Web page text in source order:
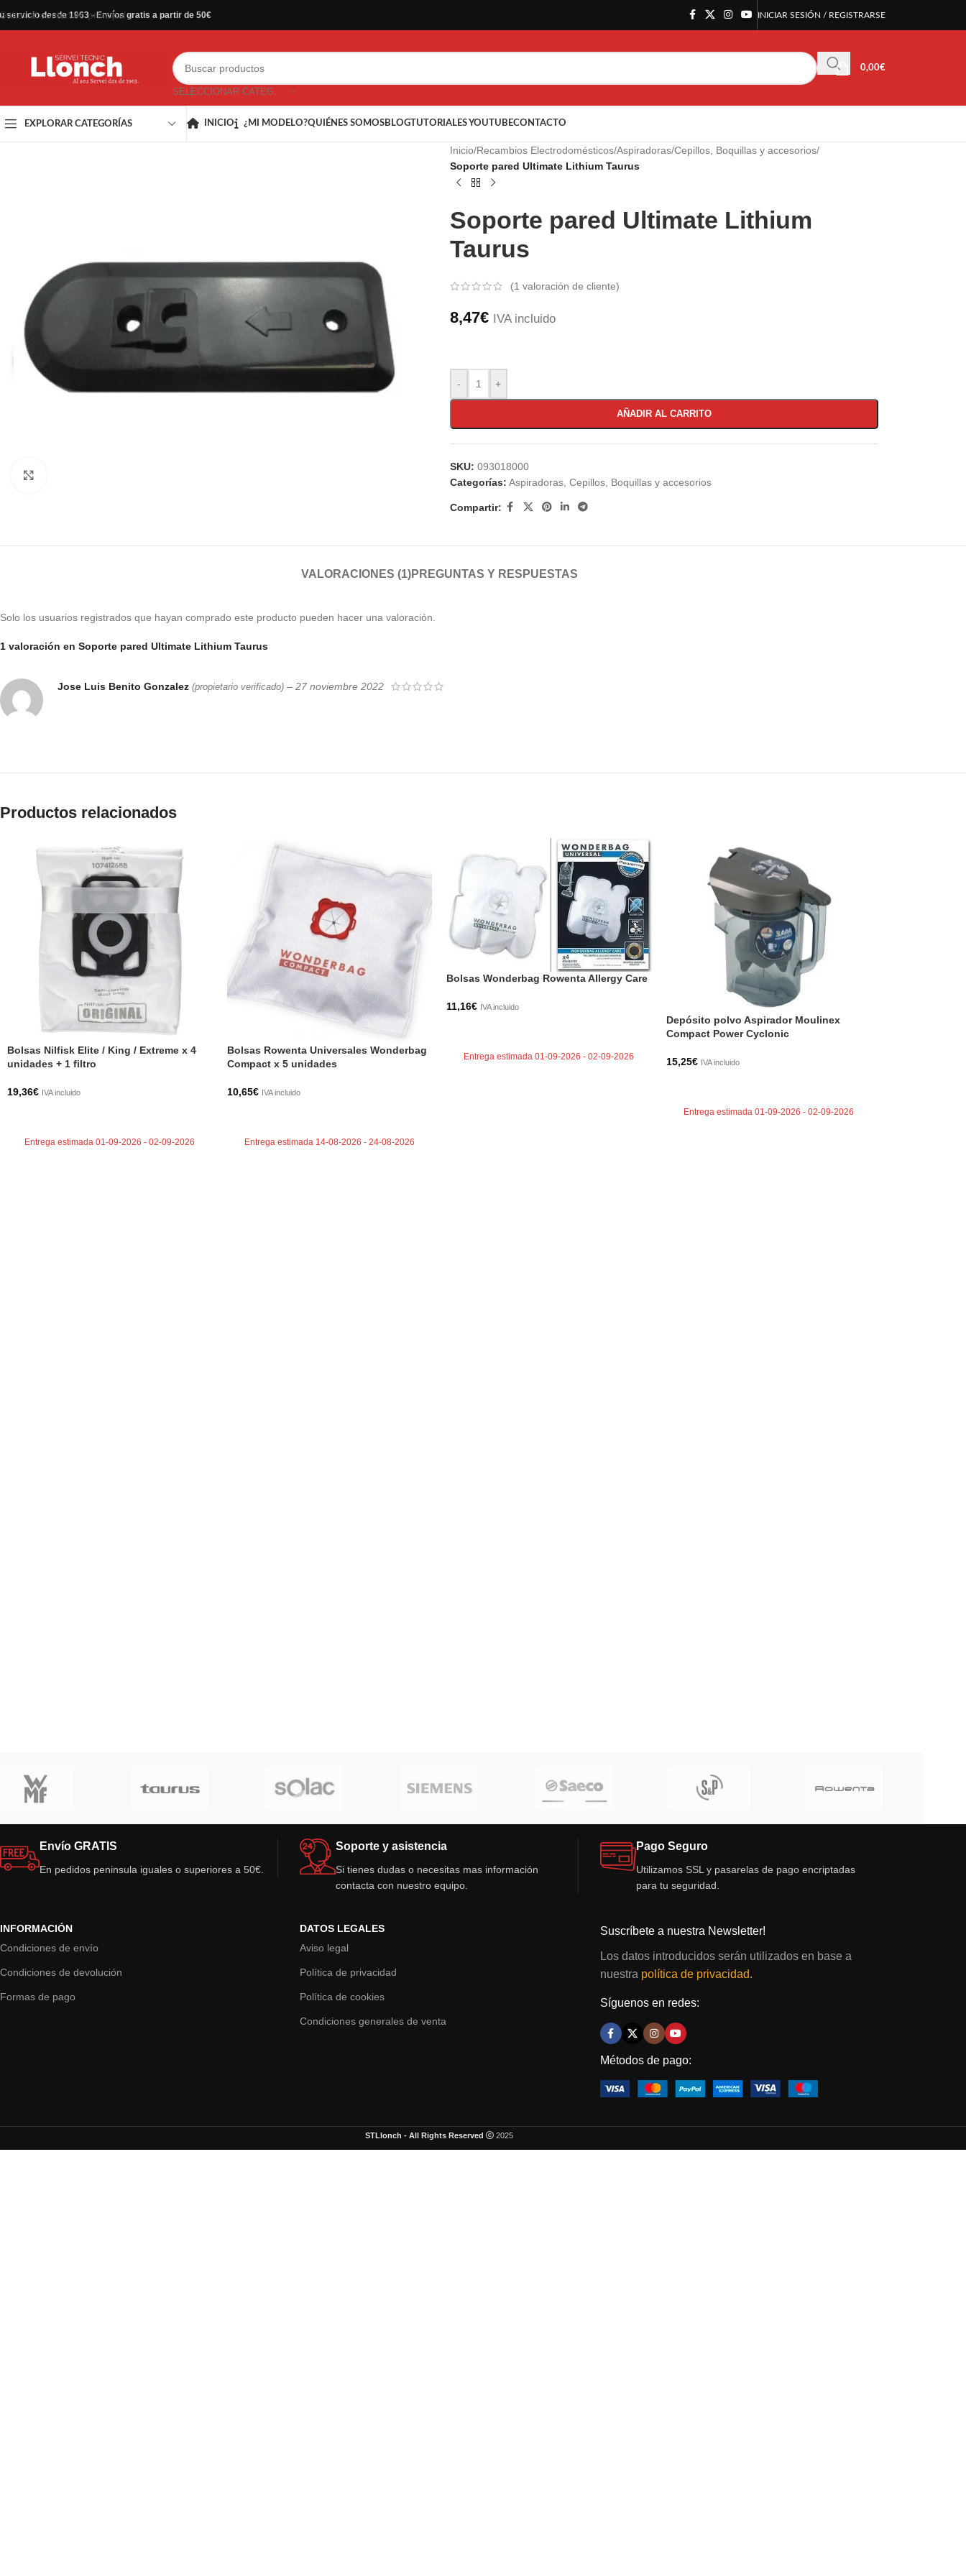
Saltar al contenido principal
servicio desde 1963 - Envíos gratis a partir de 50€ INICIAR SESIÓN / REGISTRARSE
0,00€
EXPLORAR CATEGORÍAS INICIO ¿MI MODELO?QUIÉNES SOMOSBLOGTUTORIALES YOUTUBECONTACTO
Inicio/Recambios Electrodomésticos/Aspiradoras/Cepillos, Boquillas y accesorios/
Soporte pared Ultimate Lithium Taurus
Soporte pared Ultimate Lithium
Taurus
(1 valoración de cliente)
8,47€ IVA incluido
- +
AÑADIR AL CARRITO
SKU: 093018000
Categorías: Aspiradoras, Cepillos, Boquillas y accesorios
Compartir:
VALORACIONES (1)PREGUNTAS Y RESPUESTAS
1 valoración en Soporte pared Ultimate Lithium Taurus
Jose Luis Benito Gonzalez (propietario verificado) – 27 noviembre 2022
Solo los usuarios registrados que hayan comprado este producto pueden hacer una valoración.
Productos relacionados
Bolsas Nilfisk Elite / King / Extreme x 4
unidades + 1 filtro
19,36€ IVA incluido
Entrega estimada 01-09-2026 - 02-09-2026
Bolsas Rowenta Universales Wonderbag
Compact x 5 unidades
10,65€ IVA incluido
Entrega estimada 14-08-2026 - 24-08-2026
Bolsas Wonderbag Rowenta Allergy Care
11,16€ IVA incluido
Entrega estimada 01-09-2026 - 02-09-2026
Depósito polvo Aspirador Moulinex
Compact Power Cyclonic
15,25€ IVA incluido
Entrega estimada 01-09-2026 - 02-09-2026
Envío GRATIS
En pedidos peninsula iguales o superiores a 50€.
Soporte y asistencia
Si tienes dudas o necesitas mas información
contacta con nuestro equipo.
Pago Seguro
Utilizamos SSL y pasarelas de pago encriptadas
para tu seguridad.
INFORMACIÓN
Condiciones de envío
Condiciones de devolución
Formas de pago
DATOS LEGALES
Aviso legal
Política de privacidad
Política de cookies
Condiciones generales de venta
Suscríbete a nuestra Newsletter!
Los datos introducidos serán utilizados en base a
nuestra política de privacidad.
Síguenos en redes:
Métodos de pago:
STLlonch - All Rights Reserved 2025